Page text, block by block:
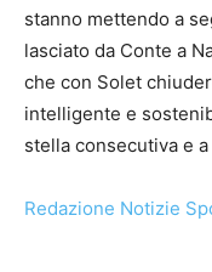
stanno mettendo a
lasciato da Conte a
che con Solet
intelligente e
stella consecutiva e
Redazione Notizie